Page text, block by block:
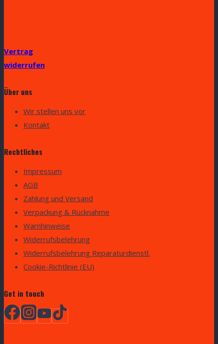
Vertrag
widerrufen
Über uns
Wir stellen uns vor
Kontakt
Rechtliches
Impressum
AGB
Zahlung und Versand
Verpackung & Rücknahme
Warnhinweise
Widerrufsbelehrung
Widerrufsbelehrung Reparaturdienstl.
Cookie-Richtlinie (EU)
Get in touch